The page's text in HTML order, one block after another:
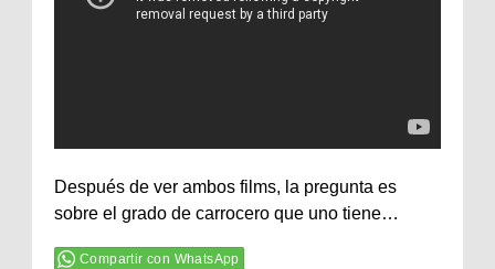
Después de ver ambos films, la pregunta es
sobre el grado de carrocero que uno tiene…
Compartir con WhatsApp